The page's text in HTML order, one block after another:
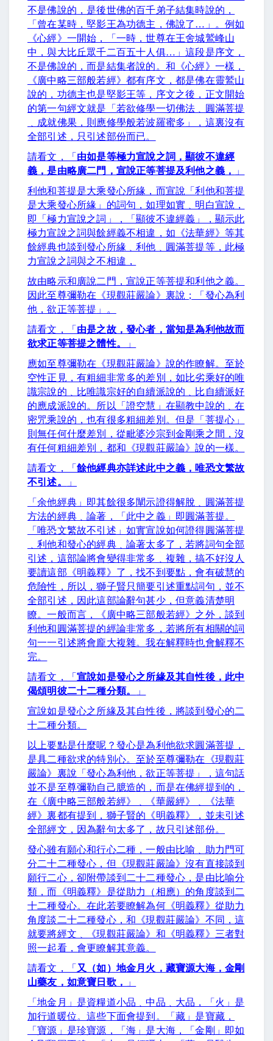
不是佛說的，是後世佛的百千弟子結集時說的，
「曾在某時，堅影王為功德主，佛說了… 」。例如
《心經》一開始，「一時，世尊在王舍城鷲峰山
中，與大比丘眾千二百五十人俱… 」這段是序文，
不是佛說的，而是結集者說的。和《心經》一樣，
《廣中略三部般若經》都有序文，都是佛在靈鷲山
說的，功德主也是堅影王等，序文之後，正文開始
的第一句經文就是「若欲修學一切佛法﹑圓滿菩提
﹑成就佛果，則應修學般若波羅蜜多」，這裏沒有
全部引述，只引述部份而已。
請看文，「 由如是等極力宣說之詞，顯彼不違經
義，是由略廣二門，宣說正等菩提及利他之義，
」
利他和菩提是大乘發心所緣，而宣說「利他和菩提
是大乘發心所緣」的詞句，如理如實﹑明白宣說，
即「極力宣說之詞」，「顯彼不違經義」，顯示此
極力宣說之詞與餘經義不相違，如《法華經》等其
餘經典也談到發心所緣﹑利他﹑圓滿菩提等，此極
力宣說之詞與之不相違，
故由略示和廣說二門，宣說正等菩提和利他之義。
因此至尊彌勒在《現觀莊嚴論》裏說；「發心為利
他，欲正等菩提」。
請看文，「 由是之故，發心者，當知是為利他故而
欲求正等菩提之體性。
」
應如至尊彌勒在《現觀莊嚴論》說的作瞭解。至於
空性正見，有粗細非常多的差別，如比劣乘好的唯
識宗說的﹑比唯識宗好的自續派說的﹑比自續派好
的應成派說的。所以「證空慧」在顯教中說的﹑在
密咒乘說的，也有很多粗細差別。但是「菩提心」
則無任何什麼差別，從毗婆沙宗到金剛乘之間，沒
有任何粗細差別，都和《現觀莊嚴論》說的一樣。
請看文，「 餘他經典亦詳述此中之義，唯恐文繁故
不引述。
」
「余他經典」即其餘很多闡示證得解脫﹑圓滿菩提
方法的經典﹑論著，「此中之義」即圓滿菩提。
「唯恐文繁故不引述」如實宣說如何證得圓滿菩提
﹑利他和發心的經典﹑論著太多了，若將詞句全部
引述，這部論將會變得非常多﹑複雜，搞不好沒人
要讀這部《明義釋》了，找不到要點，會有破慧的
危險性，所以，獅子賢只簡要引述重點詞句，並不
全部引述，因此這部論辭句甚少，但意義清楚明
瞭。一般而言，《廣中略三部般若經》之外，談到
利他和圓滿菩提的經論非常多，若將所有相關的詞
句一一引述將會龐大複雜。我在解釋時也會解釋不
完。
請看文，「 宣說如是發心之所緣及其自性後，此中
偈頌明彼二十二種分類。
」
宣說如是發心之所緣及其自性後，將談到發心的二
十二種分類。
以上要點是什麼呢？發心是為利他欲求圓滿菩提，
是具二種欲求的特別心。至於至尊彌勒在《現觀莊
嚴論》裏說「發心為利他，欲正等菩提」，這句話
並不是至尊彌勒自己臆造的，而是在佛經提到的，
在《廣中略三部般若經》﹑《華嚴經》﹑《法華
經》裏都有提到，獅子賢的《明義釋》，並未引述
全部經文，因為辭句太多了，故只引述部份。
發心雖有願心和行心二種，一般由比喻﹑助力門可
分二十二種發心，但《現觀莊嚴論》沒有直接談到
願行二心，卻附帶談到二十二種發心，是由比喻分
類，而《明義釋》是從助力（相應）的角度談到二
十二種發心。在此若要瞭解為何《明義釋》從助力
角度談二十二種發心，和《現觀莊嚴論》不同，這
就要將經文﹑《現觀莊嚴論》和《明義釋》三者對
照一起看，會更瞭解其意義。
請看文，「 又（如）地金月火，藏寶源大海，金剛
山藥友，如意寶日歌，
」
「地金月」是資糧道小品﹑中品﹑大品，「火」是
加行道暖位。這些下面會提到。「藏」是寶藏，
「寶源」是珍寶源，「海」是大海，「金剛」即如